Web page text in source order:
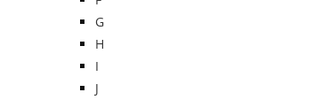
G
H
I
J